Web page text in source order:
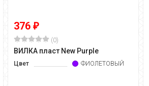
376 ₽
(0)
ВИЛКА пласт New Purple
Цвет ФИОЛЕТОВЫЙ